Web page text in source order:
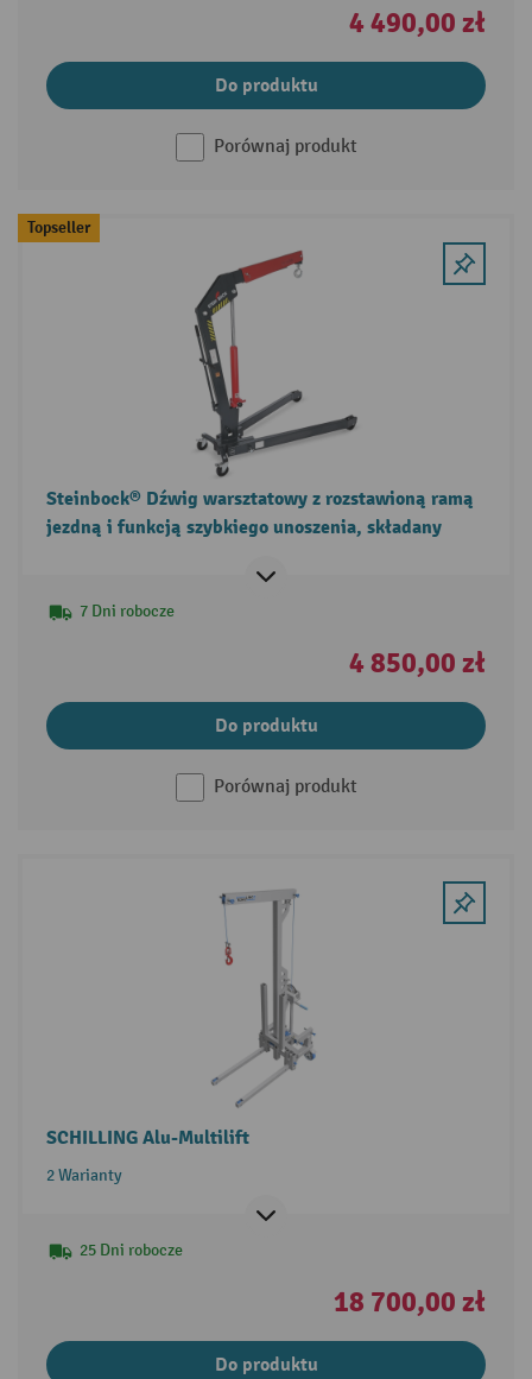
4 490,00 zł
Do produktu
Porównaj produkt
Topseller
Steinbock® Dźwig warsztatowy z rozstawioną ramą
jezdną i funkcją szybkiego unoszenia, składany
7 Dni robocze
4 850,00 zł
Do produktu
Porównaj produkt
SCHILLING Alu-Multilift
2 Warianty
25 Dni robocze
18 700,00 zł
Do produktu